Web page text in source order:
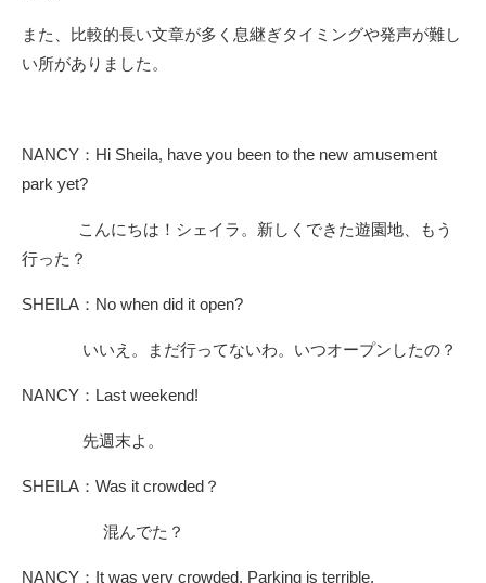
また、比較的長い文章が多く息継ぎタイミングや発声が難し
い所がありました。
NANCY：Hi Sheila, have you been to the new amusement
park yet?
こんにちは！シェイラ。新しくできた遊園地、もう
行った？
SHEILA：No when did it open?
いいえ。まだ行ってないわ。いつオープンしたの？
NANCY：Last weekend!
先週末よ。
SHEILA：Was it crowded？
混んでた？
NANCY：It was very crowded. Parking is terrible.